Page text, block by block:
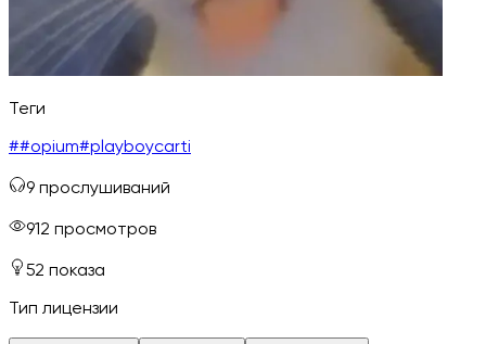
Теги
##opium#playboycarti
9 прослушиваний
912 просмотров
52 показа
Тип лицензии